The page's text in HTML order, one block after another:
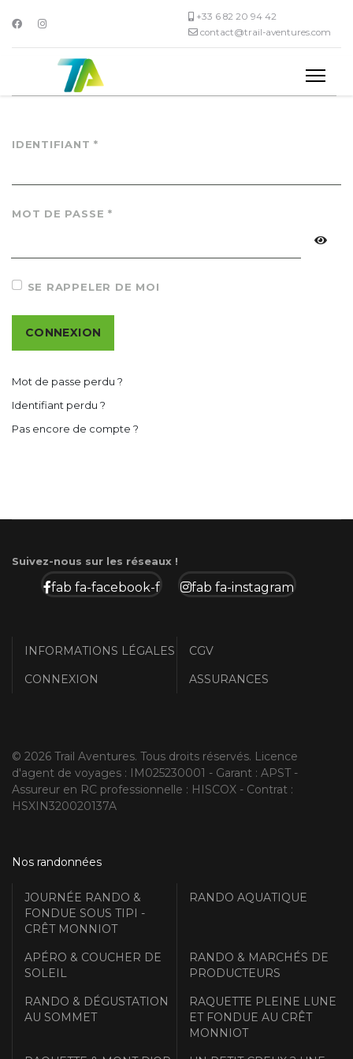
+33 6 82 20 94 42
contact@trail-aventures.com
IDENTIFIANT *
MOT DE PASSE *
SE RAPPELER DE MOI
CONNEXION
Mot de passe perdu ?
Identifiant perdu ?
Pas encore de compte ?
Suivez-nous sur les réseaux !
fab fa-facebook-f fab fa-instagram
INFORMATIONS LÉGALES
CGV
CONNEXION
ASSURANCES
© 2026 Trail Aventures. Tous droits réservés. Licence
d'agent de voyages : IM025230001 - Garant : APST -
Assureur en RC professionnelle : HISCOX - Contrat :
HSXIN320020137A
Nos randonnées
JOURNÉE RANDO &
FONDUE SOUS TIPI -
CRÊT MONNIOT
RANDO AQUATIQUE
APÉRO & COUCHER DE
SOLEIL
RANDO & MARCHÉS DE
PRODUCTEURS
RANDO & DÉGUSTATION
AU SOMMET
RAQUETTE PLEINE LUNE
ET FONDUE AU CRÊT
MONNIOT